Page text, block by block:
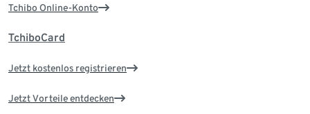
Tchibo Online-Konto
TchiboCard
Jetzt kostenlos registrieren
Jetzt Vorteile entdecken